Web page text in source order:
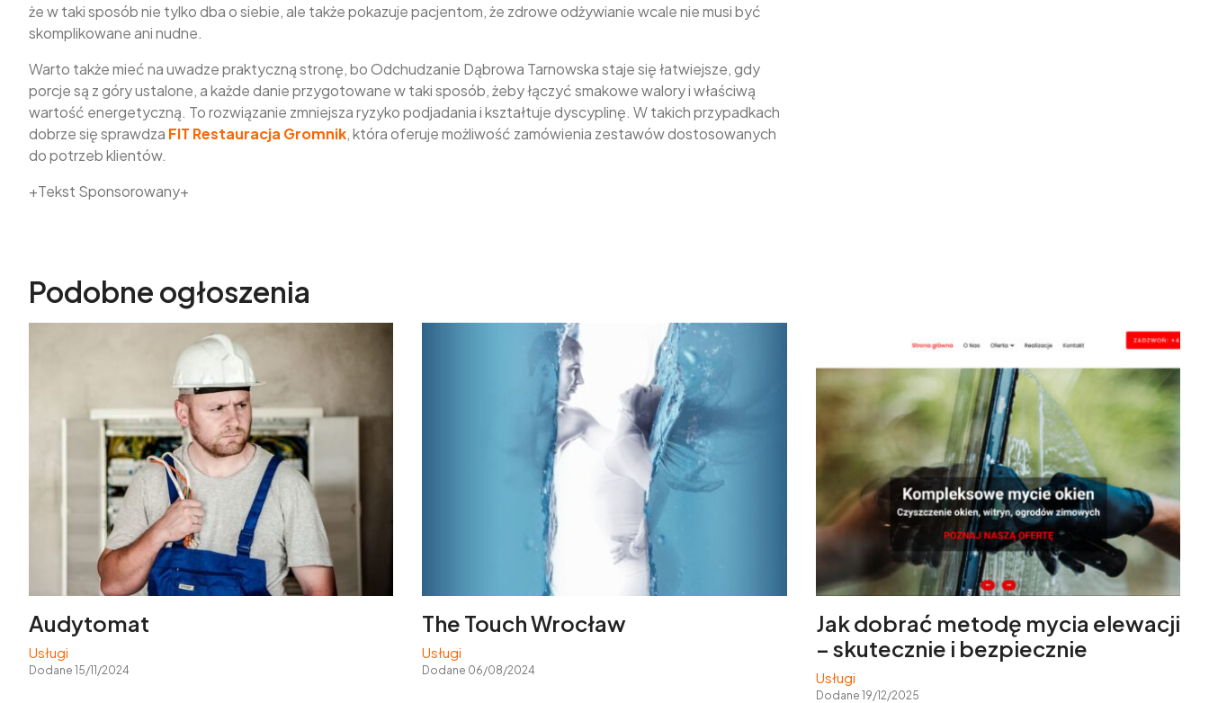
że w taki sposób nie tylko dba o siebie, ale także pokazuje pacjentom, że zdrowe odżywianie wcale nie musi być
skomplikowane ani nudne.
Warto także mieć na uwadze praktyczną stronę, bo Odchudzanie Dąbrowa Tarnowska staje się łatwiejsze, gdy
porcje są z góry ustalone, a każde danie przygotowane w taki sposób, żeby łączyć smakowe walory i właściwą
wartość energetyczną. To rozwiązanie zmniejsza ryzyko podjadania i kształtuje dyscyplinę. W takich przypadkach
dobrze się sprawdza FIT Restauracja Gromnik, która oferuje możliwość zamówienia zestawów dostosowanych
do potrzeb klientów.
+Tekst Sponsorowany+
Podobne ogłoszenia
Audytomat
Usługi
Dodane 15/11/2024
The Touch Wrocław
Usługi
Dodane 06/08/2024
Jak dobrać metodę mycia elewacji
– skutecznie i bezpiecznie
Usługi
Dodane 19/12/2025